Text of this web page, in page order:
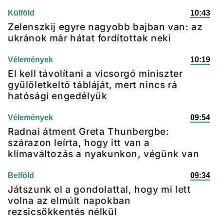
Külföld 10:43
Zelenszkij egyre nagyobb bajban van: az
ukránok már hátat fordítottak neki
Vélemények 10:19
El kell távolítani a vicsorgó miniszter
gyülöletkeltő tábláját, mert nincs rá
hatósági engedélyük
Vélemények 09:54
Radnai átment Greta Thunbergbe:
szárazon leírta, hogy itt van a
klímaváltozás a nyakunkon, végünk van
Belföld 09:34
Játszunk el a gondolattal, hogy mi lett
volna az elmúlt napokban
rezsicsökkentés nélkül